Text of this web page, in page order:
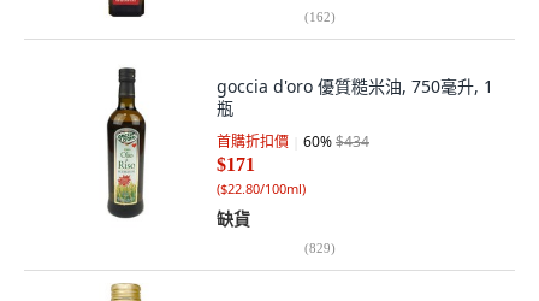
(162)
goccia d'oro 優質糙米油, 750毫升, 1
瓶
首購折扣價 60%$434
$171
($22.80/100ml)
缺貨
(829)